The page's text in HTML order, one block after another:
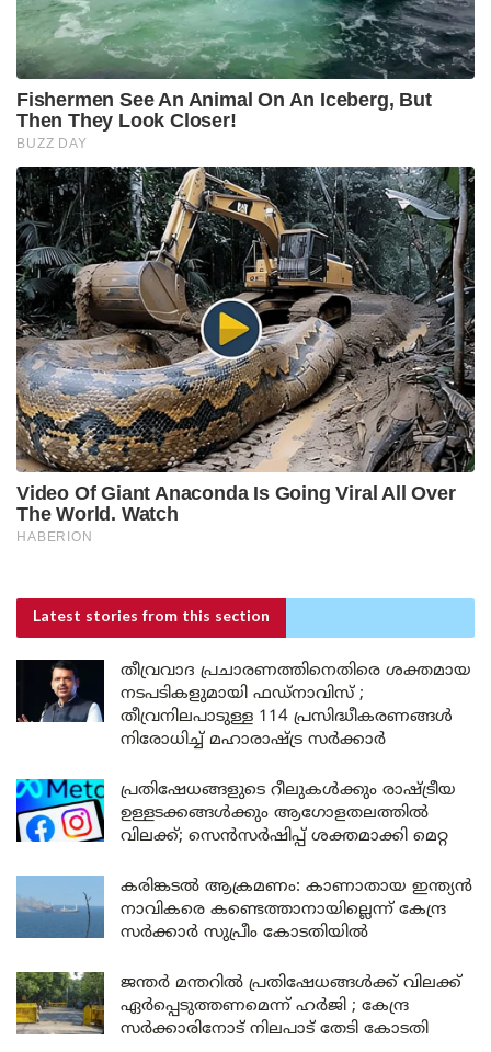
Latest stories from this section
തീവ്രവാദ പ്രചാരണത്തിനെതിരെ ശക്തമായ
നടപടികളുമായി ഫഡ്നാവിസ് ;
തീവ്രനിലപാടുള്ള 114 പ്രസിദ്ധീകരണങ്ങൾ
നിരോധിച്ച് മഹാരാഷ്ട്ര സർക്കാർ
പ്രതിഷേധങ്ങളുടെ റീലുകൾക്കും രാഷ്ട്രീയ
ഉള്ളടക്കങ്ങൾക്കും ആഗോളതലത്തിൽ
വിലക്ക്; സെൻസർഷിപ്പ് ശക്തമാക്കി മെറ്റ
കരിങ്കടൽ ആക്രമണം: കാണാതായ ഇന്ത്യൻ
നാവികരെ കണ്ടെത്താനായില്ലെന്ന് കേന്ദ്ര
സർക്കാർ സുപ്രീം കോടതിയിൽ
ജന്തർ മന്തറിൽ പ്രതിഷേധങ്ങൾക്ക് വിലക്ക്
ഏർപ്പെടുത്തണമെന്ന് ഹർജി ; കേന്ദ്ര
സർക്കാരിനോട് നിലപാട് തേടി കോടതി